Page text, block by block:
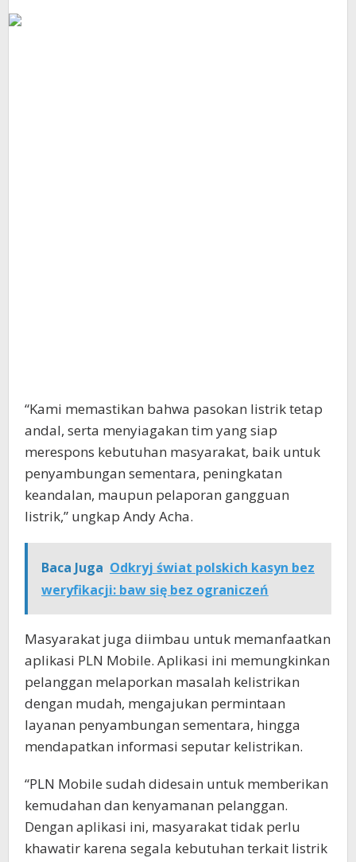
“Kami memastikan bahwa pasokan listrik tetap
andal, serta menyiagakan tim yang siap
merespons kebutuhan masyarakat, baik untuk
penyambungan sementara, peningkatan
keandalan, maupun pelaporan gangguan
listrik,” ungkap Andy Acha.
Baca Juga Odkryj świat polskich kasyn bez
weryfikacji: baw się bez ograniczeń
Masyarakat juga diimbau untuk memanfaatkan
aplikasi PLN Mobile. Aplikasi ini memungkinkan
pelanggan melaporkan masalah kelistrikan
dengan mudah, mengajukan permintaan
layanan penyambungan sementara, hingga
mendapatkan informasi seputar kelistrikan.
“PLN Mobile sudah didesain untuk memberikan
kemudahan dan kenyamanan pelanggan.
Dengan aplikasi ini, masyarakat tidak perlu
khawatir karena segala kebutuhan terkait listrik